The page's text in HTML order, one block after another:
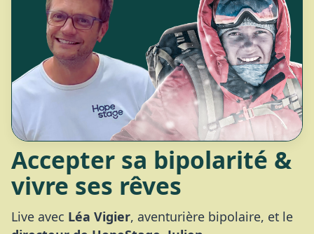
Accepter sa bipolarité &
vivre ses rêves
Live avec Léa Vigier, aventurière bipolaire, et le